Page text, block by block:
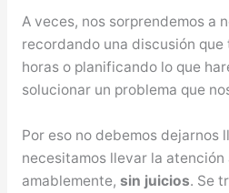
A veces, nos sorprendemos a
recordando una discusión que
horas o planificando lo que
solucionar un problema que
Por eso no debemos dejarnos
necesitamos llevar la atención
amablemente, sin juicios. Se